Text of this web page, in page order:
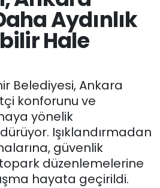
Aydınlık
Hale
Belediyesi, Ankara
konforunu ve
yönelik
Işıklandırmadan
güvenlik
düzenlemelerine
hayata geçirildi.